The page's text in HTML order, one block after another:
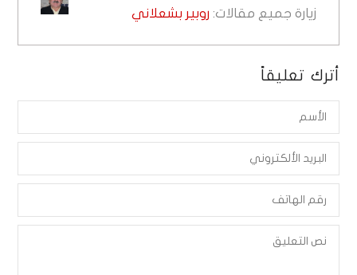
زيارة جميع مقالات: روبير بشعلاني
أترك تعليقاً